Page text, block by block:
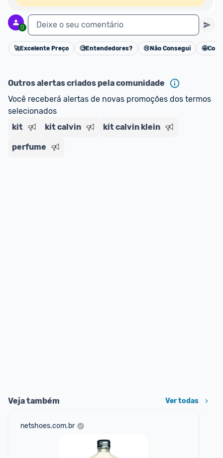
0 Deixe o seu comentário
Cancelar
🚀Excelente Preço 🧐Entendedores? 😢 Não Consegui 🤩
Outros alertas criados pela comunidade
Você receberá alertas de novas promoções dos termos
selecionados
kit
kit calvin kit calvin klein
perfume
Veja também Ver todas
netshoes.com.br